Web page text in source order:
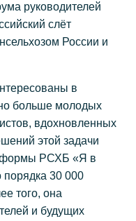
руководителей
слёт
России и
в
больше молодых
вдохновленных
этой задачи
РСХБ «Я в
порядка 30 000
того, она
и будущих